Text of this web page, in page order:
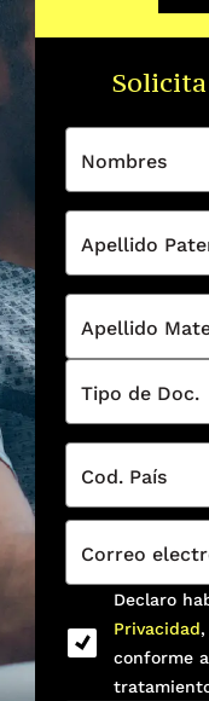
Nombres
Apellido
Apellido
Tipo de Doc.
Cod. País
Correo
Declaro
Privacidad
conforme